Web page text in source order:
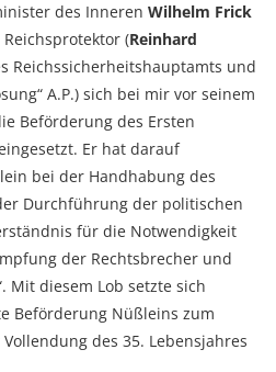
des Inneren Wilhelm Frick
(Reinhard
Reichssicherheitshauptamts und
A.P.) sich bei mir vor seinem
Beförderung des Ersten
Er hat darauf
bei der Handhabung des
Durchführung der politischen
für die Notwendigkeit
der Rechtsbrecher und
Mit diesem Lob setzte sich
Beförderung Nüßleins zum
des 35. Lebensjahres